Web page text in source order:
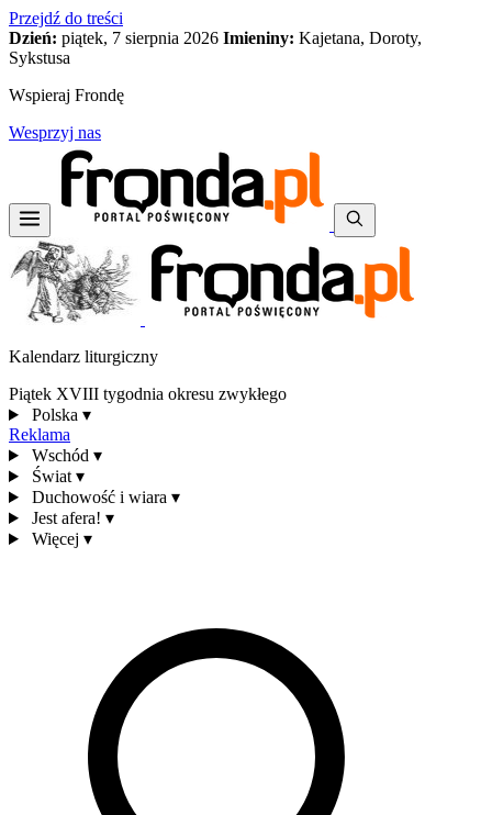
Przejdź do treści
Dzień: piątek, 7 sierpnia 2026 Imieniny: Kajetana, Doroty,
Sykstusa
Wspieraj Frondę
Wesprzyj nas
Kalendarz liturgiczny
Piątek XVIII tygodnia okresu zwykłego
Polska ▾
Reklama
Wschód ▾
Świat ▾
Duchowość i wiara ▾
Jest afera! ▾
Więcej ▾